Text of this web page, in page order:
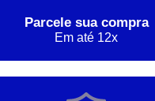
Parcele sua compra
Em até 12x